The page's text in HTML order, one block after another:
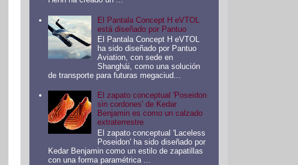
El Pantala Concept H eVTOL
está diseñado por Pantuo
El Pantala Concept H eVTOL
ha sido diseñado por Pantuo
Aviation, con sede en
Shanghái, como una solución
de transporte para futuras megaciud...
El zapato conceptual 'Poseidon
sin cordones' de Kedar
Benjamin es como un calzado
extraterrestre
El zapato conceptual 'Laceless
Poseidon' ha sido diseñado por
Kedar Benjamin como un estilo de zapatillas
con una forma paramétrica ...